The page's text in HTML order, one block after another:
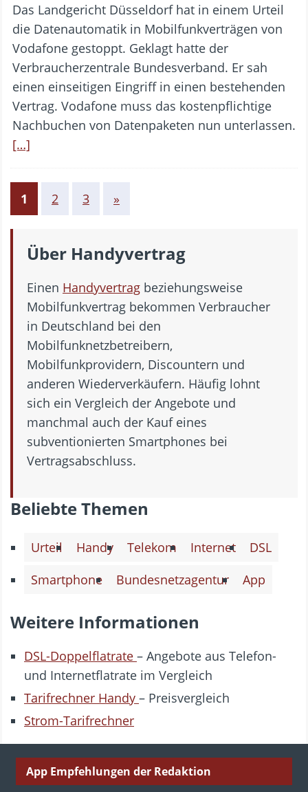
Das Landgericht Düsseldorf hat in einem Urteil
die Datenautomatik in Mobilfunkverträgen von
Vodafone gestoppt. Geklagt hatte der
Verbraucherzentrale Bundesverband. Er sah
einen einseitigen Eingriff in einen bestehenden
Vertrag. Vodafone muss das kostenpflichtige
Nachbuchen von Datenpaketen nun unterlassen.
[…]
1 2 3 »
Über Handyvertrag
Einen Handyvertrag beziehungsweise
Mobilfunkvertrag bekommen Verbraucher
in Deutschland bei den
Mobilfunknetzbetreibern,
Mobilfunkprovidern, Discountern und
anderen Wiederverkäufern. Häufig lohnt
sich ein Vergleich der Angebote und
manchmal auch der Kauf eines
subventionierten Smartphones bei
Vertragsabschluss.
Beliebte Themen
Urteil Handy Telekom Internet
DSL
Smartphone
Bundesnetzagentur App
Weitere Informationen
DSL-Doppelflatrate – Angebote aus Telefon-
und Internetflatrate im Vergleich
Tarifrechner Handy – Preisvergleich
Strom-Tarifrechner
App Empfehlungen der Redaktion